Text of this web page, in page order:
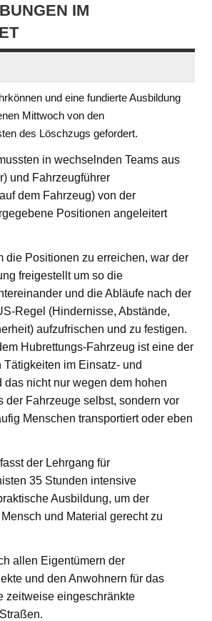
IM
und eine fundierte Ausbildung
Mittwoch von den
des Löschzugs gefordert.
in wechselnden Teams aus
und Fahrzeugführer
dem Fahrzeug) von der
Positionen angeleitert
die Positionen zu erreichen, war der
freigestellt um so die
und die Abläufe nach der
Regel (Hindernisse, Abstände,
aufzufrischen und zu festigen.
Hubrettungs-Fahrzeug ist eine der
im Einsatz- und
das nicht nur wegen dem hohen
der Fahrzeuge selbst, sondern vor
Menschen transportiert oder eben
der Lehrgang für
35 Stunden intensive
Ausbildung, um der
und Material gerecht zu
allen Eigentümern der
und den Anwohnern für das
zeitweise eingeschränkte